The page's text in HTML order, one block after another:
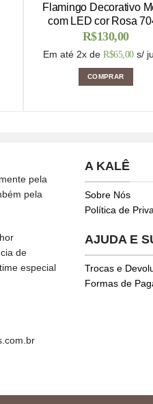
Flamingo Decorativo
com LED cor Rosa
R$130,00
Em até 2x de R$65,00 s/
COMPRAR
pela
pela
de
especial
A KALÊ
Sobre Nós
Política de
AJUDA E
Trocas e
Formas de